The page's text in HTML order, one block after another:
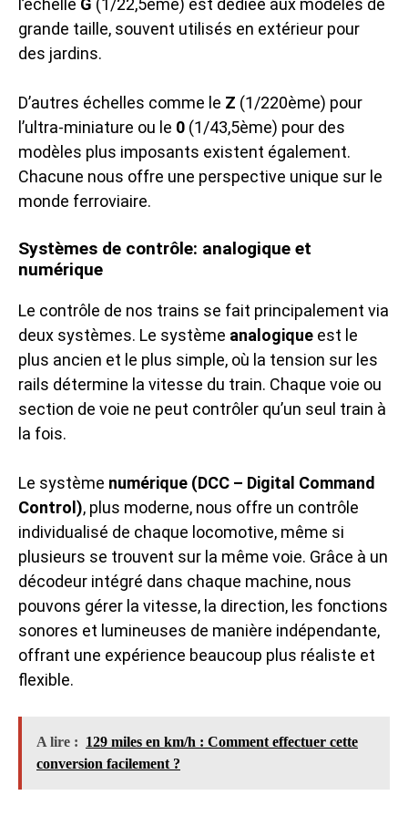
l’échelle G (1/22,5ème) est dédiée aux modèles de
grande taille, souvent utilisés en extérieur pour
des jardins.
D’autres échelles comme le Z (1/220ème) pour
l’ultra-miniature ou le 0 (1/43,5ème) pour des
modèles plus imposants existent également.
Chacune nous offre une perspective unique sur le
monde ferroviaire.
Systèmes de contrôle: analogique et
numérique
Le contrôle de nos trains se fait principalement via
deux systèmes. Le système analogique est le
plus ancien et le plus simple, où la tension sur les
rails détermine la vitesse du train. Chaque voie ou
section de voie ne peut contrôler qu’un seul train à
la fois.
Le système numérique (DCC – Digital Command
Control), plus moderne, nous offre un contrôle
individualisé de chaque locomotive, même si
plusieurs se trouvent sur la même voie. Grâce à un
décodeur intégré dans chaque machine, nous
pouvons gérer la vitesse, la direction, les fonctions
sonores et lumineuses de manière indépendante,
offrant une expérience beaucoup plus réaliste et
flexible.
A lire : 129 miles en km/h : Comment effectuer cette
conversion facilement ?